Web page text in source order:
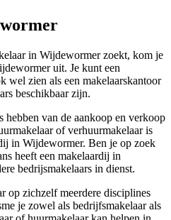
in Wijdewormer zoekt, kom je
uit. Je kunt een
wel zien als een makelaarskantoor
beschikbaar zijn.
hebben van de aankoop en verkoop
of verhuurmakelaar is
in Wijdewormer. Ben je op zoek
heeft een makelaardij in
bedrijsmakelaars in dienst.
op zichzelf meerdere disciplines
je zowel als bedrijfsmakelaar als